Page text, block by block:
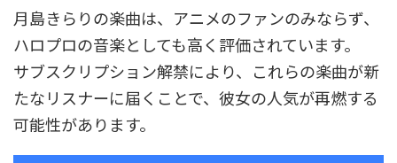
月島きらりの楽曲は、アニメのファンのみならず、
ハロプロの音楽としても高く評価されています。
サブスクリプション解禁により、これらの楽曲が新
たなリスナーに届くことで、彼女の人気が再燃する
可能性があります。